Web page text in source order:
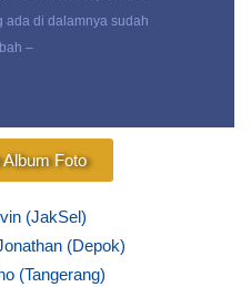
ada di dalamnya sudah
–
Foto
(JakSel)
(Depok)
(Tangerang)